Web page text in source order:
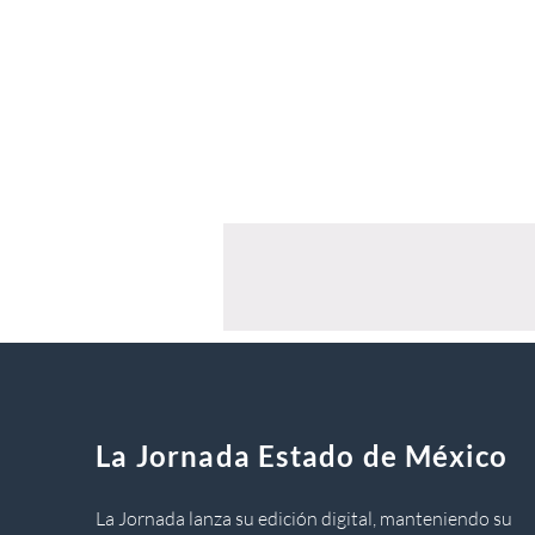
La Jornada Estado de México
La Jornada lanza su edición digital, manteniendo su